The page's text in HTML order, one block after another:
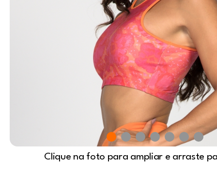
Clique na foto para ampliar e arraste